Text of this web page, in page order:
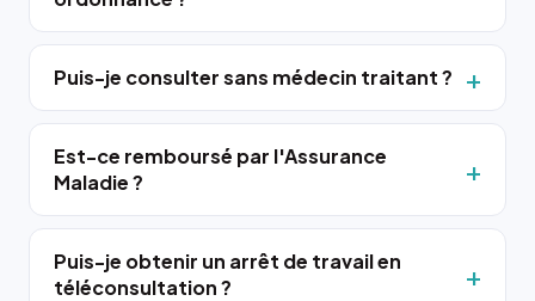
Puis-je consulter sans médecin traitant ?
Est-ce remboursé par l'Assurance
Maladie ?
Puis-je obtenir un arrêt de travail en
téléconsultation ?